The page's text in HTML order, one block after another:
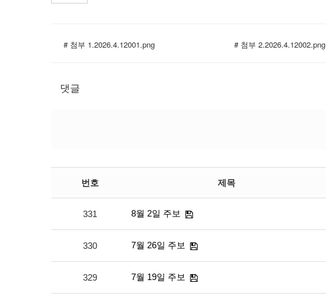
# 첨부 1.2026.4.12001.png # 첨부 2.2026.4.12002.png
댓글
번호 제목
331 8월 2일 주보
330 7월 26일 주보
329 7월 19일 주보